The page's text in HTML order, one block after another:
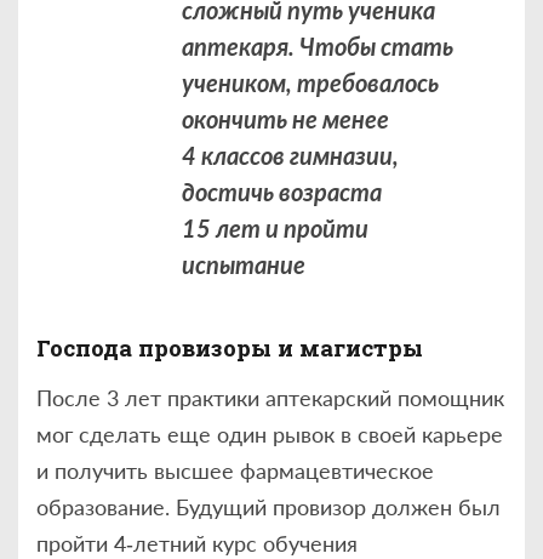
сложный путь ученика
аптекаря. Чтобы стать
учеником, требовалось
окончить не менее
4 классов гимназии,
достичь возраста
15 лет и пройти
испытание
Господа провизоры и магистры
После 3 лет практики аптекарский помощник
мог сделать еще один рывок в своей карьере
и получить высшее фармацевтическое
образование. Будущий провизор должен был
пройти 4‑летний курс обучения